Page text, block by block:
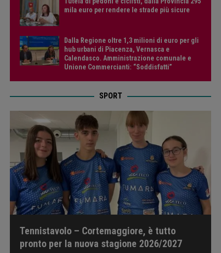
mila euro per rendere le strade più sicure
Dalla Regione oltre 1,3 milioni di euro per gli
hub urbani di Piacenza, Vernasca e
Calendasco. Amministrazione comunale e
Unione Commercianti: “Soddisfatti”
SPORT
Tennistavolo – Cortemaggiore, è tutto
pronto per la nuova stagione 2026/2027